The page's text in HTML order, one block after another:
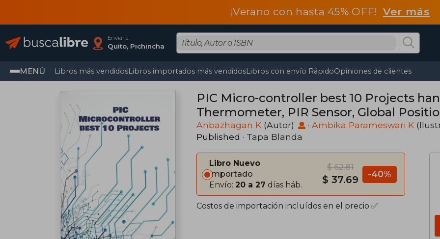
¡Verano con hasta 45% OFF!Ver más
Enviar a
Quito, Pichincha
MENÚ Libros más vendidosLibros importados más vendidosLibros con envío RápidoOpiniones de clientes
PIC Micro-controller best 10 Projects
Thermometer, PIR Sensor, Global
Robot, Ultrasonic Sensor HC- (en Inglés)
Anbazhagan K (Autor) · Ambika Parameswari K
Published · Tapa Blanda
Libro Nuevo
Importado
Envío: 20 a 27 días háb.
$ 62.81
$ 37.69 -40%
Costos de importación incluídos en el precio ✅